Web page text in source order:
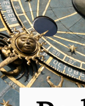
Salta al
contenuto
principale